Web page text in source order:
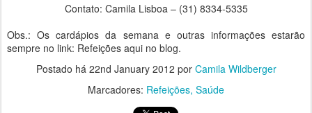
Contato: Camila Lisboa – (31) 8334-5335
Obs.: Os cardápios da semana e outras informações estarão
sempre no link: Refeições aqui no blog.
Postado há 22nd January 2012 por Camila Wildberger
Marcadores: Refeições Saúde